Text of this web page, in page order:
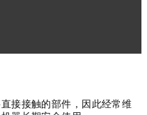
接接触的部件，因此经常维